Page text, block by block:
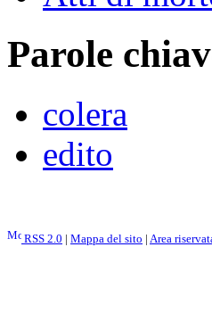
Parole
colera
edito
RSS 2.0 | Mappa del sito | Area